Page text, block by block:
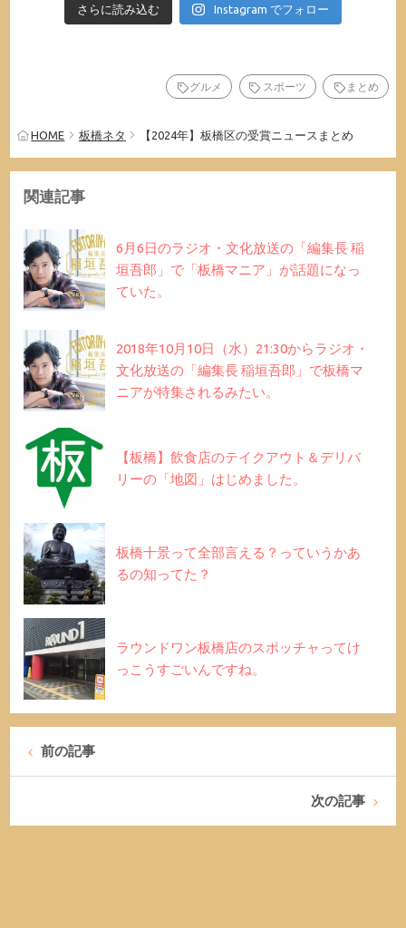
さらに読み込む Instagram でフォロー
グルメ スポーツ まとめ
HOME 板橋ネタ 【2024年】板橋区の受賞ニュースまとめ
関連記事
6月6日のラジオ・文化放送の「編集長 稲
垣吾郎」で「板橋マニア」が話題になっ
ていた。
2018年10月10日（水）21:30からラジオ・
文化放送の「編集長 稲垣吾郎」で板橋マ
ニアが特集されるみたい。
【板橋】飲食店のテイクアウト＆デリバ
リーの「地図」はじめました。
板橋十景って全部言える？っていうかあ
るの知ってた？
ラウンドワン板橋店のスポッチャってけ
っこうすごいんですね。
前の記事
次の記事